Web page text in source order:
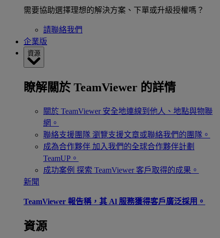
需要協助選擇理想的解決方案、下單或升級授權嗎？
請聯絡我們
企業版
資源
瞭解關於 TeamViewer 的詳情
關於 TeamViewer 安全地連線到他人、地點與物聯
網。
聯絡支援團隊 瀏覽支援文章或聯絡我們的團隊。
成為合作夥伴 加入我們的全球合作夥伴計劃
TeamUP。
成功案例 探索 TeamViewer 客戶取得的成果。
新聞
TeamViewer 報告稱，其 Al 服務獲得客戶廣泛採用。
資源